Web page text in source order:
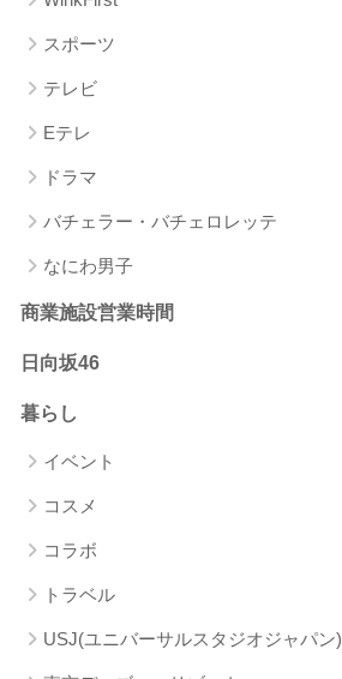
スポーツ
テレビ
Eテレ
ドラマ
バチェラー・バチェロレッテ
なにわ男子
商業施設営業時間
日向坂46
暮らし
イベント
コスメ
コラボ
トラベル
USJ(ユニバーサルスタジオジャパン)